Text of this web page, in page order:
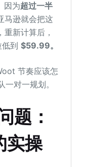
因为超过一半
马逊就会把这
新计算后，
低到$59.99。
节奏应该怎
对一规划。
题：
实操